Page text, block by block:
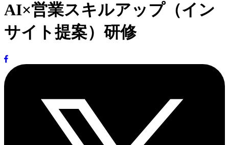
AI×営業スキルアップ（イン
サイト提案）研修